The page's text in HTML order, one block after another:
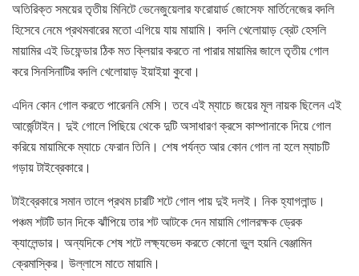
অতিরিক্ত সময়ের তৃতীয় মিনিটে ভেনেজুয়েলার ফরোয়ার্ড জোসেফ মার্তিনেজের বদলি
হিসেবে নেমে প্রথমবারের মতো এগিয়ে যায় মায়ামি। বদলি খেলোয়াড় ব্রেট হেসলি
মায়ামির এই ডিফেন্ডার ঠিক মত ক্লিয়ার করতে না পারার মায়ামির জালে তৃতীয় গোল
করে সিনসিনাটির বদলি খেলোয়াড় ইয়াইয়া কুবো।
এদিন কোন গোল করতে পারেননি মেসি। তবে এই ম্যাচে জয়ের মূল নায়ক ছিলেন এই
আর্জেন্টাইন। দুই গোলে পিছিয়ে থেকে দুটি অসাধারণ ক্রসে কাম্পানাকে দিয়ে গোল
করিয়ে মায়ামিকে ম্যাচে ফেরান তিনি। শেষ পর্যন্ত আর কোন গোল না হলে ম্যাচটি
গড়ায় টাইব্রেকারে।
টাইব্রেকারে সমান তালে প্রথম চারটি শটে গোল পায় দুই দলই। নিক হ্যাগলান্ড।
পঞ্চম শটটি ডান দিকে ঝাঁপিয়ে তার শট আটকে দেন মায়ামি গোলরক্ষক ড্রেক
ক্যালেন্ডার। অন্যদিকে শেষ শটে লক্ষ্যভেদ করতে কোনো ভুল হয়নি বেঞ্জামিন
ক্রেমাস্কির। উল্লাসে মাতে মায়ামি।